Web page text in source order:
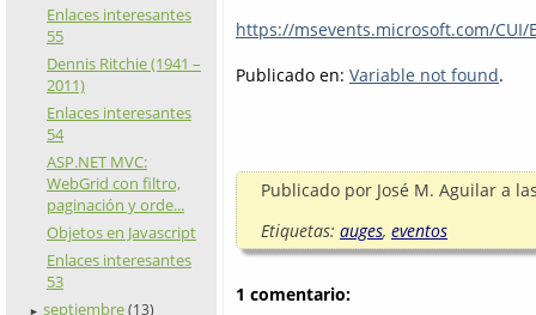
Enlaces interesantes
55
Dennis Ritchie (1941 –
2011)
Enlaces interesantes
54
ASP.NET MVC:
WebGrid con filtro,
paginación y orde...
Objetos en Javascript
Enlaces interesantes
53
► septiembre (13)
https://msevents.microsoft.com/CUI/
Publicado en: Variable not found.
Publicado por José M. Aguilar a
Etiquetas: auges, eventos
1 comentario: